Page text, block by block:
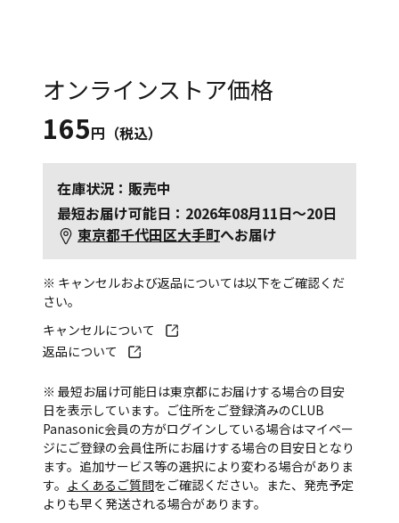
オンラインストア価格
165円（税込）
在庫状況：販売中
最短お届け可能日：2026年08月11日～20日
東京都千代田区大手町へお届け
※ キャンセルおよび返品については以下をご確認くだ
さい。
キャンセルについて
返品について
※ 最短お届け可能日は東京都にお届けする場合の目安
日を表示しています。ご住所をご登録済みのCLUB
Panasonic会員の方がログインしている場合はマイペー
ジにご登録の会員住所にお届けする場合の目安日となり
ます。追加サービス等の選択により変わる場合がありま
す。 よくあるご質問をご確認ください。また、発売予定
よりも早く発送される場合があります。